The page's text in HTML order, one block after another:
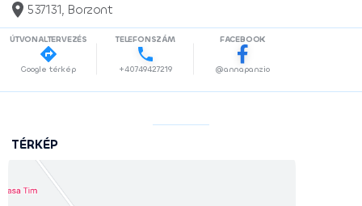
537131, Borzont
ÚTVONALTERVEZÉS
Google térkép
TELEFONSZÁM
+40749427219
FACEBOOK
@annapanzio
TÉRKÉP